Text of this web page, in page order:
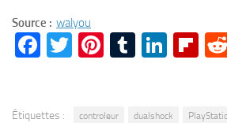
Source : walyou
Facebook
Twitter
Pinterest
Tumblr
Étiquettes : controleur dualshock